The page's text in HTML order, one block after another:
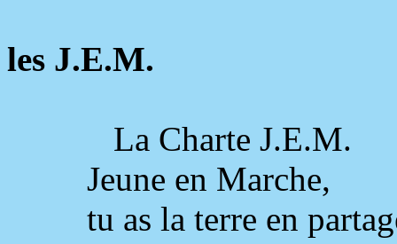
les J.E.M.
La Charte J.E.M.
Jeune en Marche,
tu as la terre en